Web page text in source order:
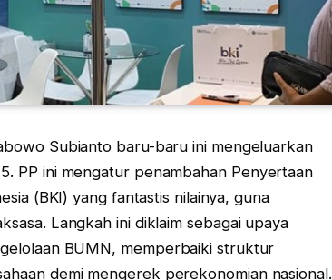
Subianto baru-baru ini mengeluarkan
PP ini mengatur penambahan Penyertaan
(BKI) yang fantastis nilainya, guna
Langkah ini diklaim sebagai upaya
BUMN, memperbaiki struktur
demi mengerek perekonomian nasional.